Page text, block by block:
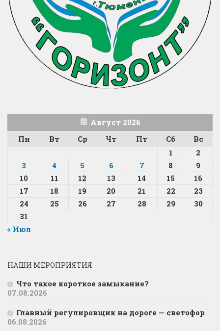
Август 2026
Пн
Вт Ср Чт Пт Сб
Вс
1
2
3
4 5 6 7 8
9
10
11 12 13 14 15
16
17
18 19 20 21 22
23
24
25 26 27 28 29
30
31
« Июл
НАШИ МЕРОПРИЯТИЯ
Что такое короткое замыкание?
07.08.2026
Главный регулировщик на дороге — светофор
06.08.2026